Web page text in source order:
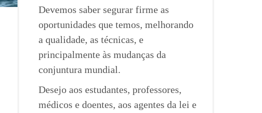
Devemos saber segurar firme as
oportunidades que temos, melhorando
a qualidade, as técnicas, e
principalmente às mudanças da
conjuntura mundial.
Desejo aos estudantes, professores,
médicos e doentes, aos agentes da lei e